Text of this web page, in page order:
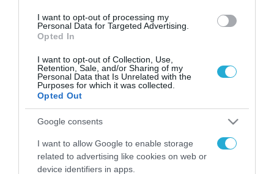
I want to opt-out of processing my
Personal Data for Targeted Advertising.
Opted In
I want to opt-out of Collection, Use,
Retention, Sale, and/or Sharing of my
Personal Data that Is Unrelated with the
Purposes for which it was collected.
Opted Out
Google consents
I want to allow Google to enable storage
related to advertising like cookies on web or
device identifiers in apps.
ΡΟΗ ΕΙΔΗΣΕΩΝ
Το χρηματοδοτούμενο
από την ΕΕ έργο “The
Gaming Police”
ενισχύει την ασφάλεια
31.07.2026